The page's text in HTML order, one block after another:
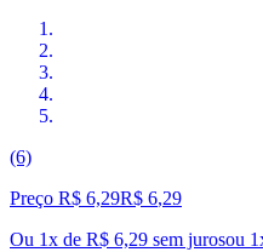
(6)
Preço R$ 6,29R$ 6,29
Ou 1x de R$ 6,29 sem jurosou 1